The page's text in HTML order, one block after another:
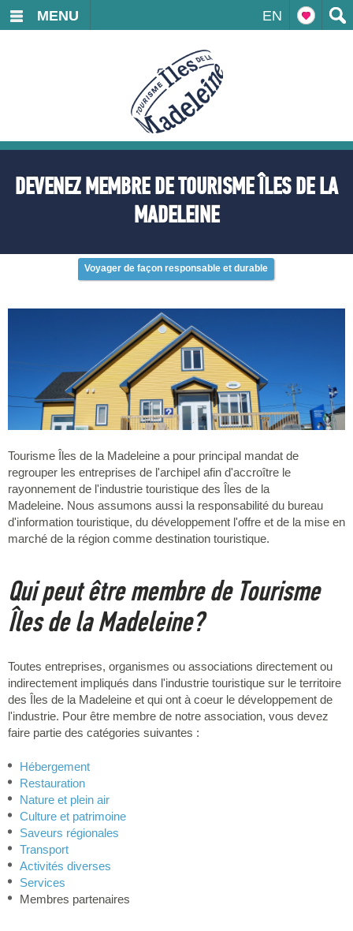
EN
MENU
DEVENEZ MEMBRE DE TOURISME ÎLES DE LA
MADELEINE
Voyager de façon responsable et durable
Tourisme Îles de la Madeleine a pour principal mandat de
regrouper les entreprises de l'archipel afin d'accroître le
rayonnement de l'industrie touristique des Îles de la
Madeleine. Nous assumons aussi la responsabilité du bureau
d'information touristique, du développement l'offre et de la mise en
marché de la région comme destination touristique.
Qui peut être membre de Tourisme
Îles de la Madeleine?
Toutes entreprises, organismes ou associations directement ou
indirectement impliqués dans l'industrie touristique sur le territoire
des Îles de la Madeleine et qui ont à coeur le développement de
l'industrie. Pour être membre de notre association, vous devez
faire partie des catégories suivantes :
Hébergement
Restauration
Nature et plein air
Culture et patrimoine
Saveurs régionales
Transport
Activités diverses
Services
Membres partenaires